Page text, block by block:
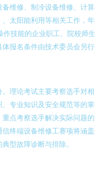
维修、制冷设备维修、计
太阳能利用等相关工作，
技能的企业职工、院校师
报名条件由技术委员会另
理论考试主要考察选手对
专业知识及安全规范等的
点考察选手解决实际问题
终端设备维修工赛项将涵
型故障诊断与排除。